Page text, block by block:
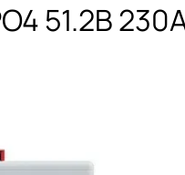
51.2В